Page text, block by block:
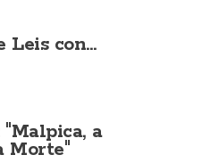
con...
a
Morte"